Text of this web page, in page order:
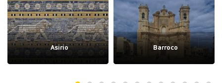
Asirio Barroco